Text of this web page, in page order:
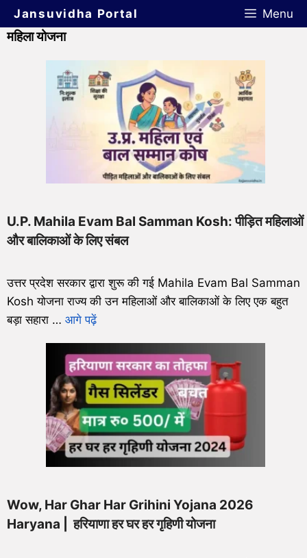
Jansuvidha Portal Menu
महिला योजना
U.P. Mahila Evam Bal Samman Kosh: पीड़ित महिलाओं
और बालिकाओं के लिए संबल
उत्तर प्रदेश सरकार द्वारा शुरू की गई Mahila Evam Bal Samman
Kosh योजना राज्य की उन महिलाओं और बालिकाओं के लिए एक बहुत
बड़ा सहारा … आगे पढ़ें
Wow, Har Ghar Har Grihini Yojana 2026
Haryana | हरियाणा हर घर हर गृहिणी योजना